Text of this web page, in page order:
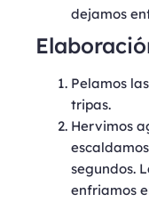
dejamos
Pelamos
tripas.
Hervimos
segundos.
enfriamos